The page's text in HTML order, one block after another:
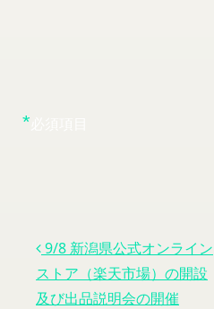
*
投稿ナビゲーシ
9/8 新潟県公式オンライン
ストア（楽天市場）の開設
及び出品説明会の開催